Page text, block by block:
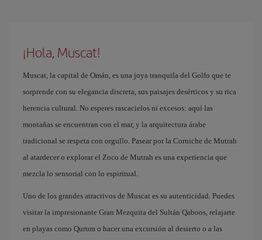
¡Hola, Muscat!
Muscat, la capital de Omán, es una joya tranquila del Golfo que te
sorprende con su elegancia discreta, sus paisajes desérticos y su rica
herencia cultural. No esperes rascacielos ni excesos: aquí las
montañas se encuentran con el mar, y la arquitectura árabe
tradicional se respeta con orgullo. Pasear por la Corniche de Mutrah
al atardecer o explorar el Zoco de Mutrah es una experiencia que
mezcla lo sensorial con lo espiritual.
Uno de los grandes atractivos de Muscat es su autenticidad. Puedes
visitar la impresionante Gran Mezquita del Sultán Qaboos, relajarte
en playas como Qurum o hacer una excursión al desierto o a las